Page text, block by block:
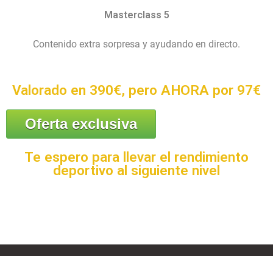
Masterclass 5
Contenido extra sorpresa y ayudando en directo.
Valorado en 390€, pero AHORA por 97€
Oferta exclusiva
Te espero para llevar el rendimiento
deportivo al siguiente nivel